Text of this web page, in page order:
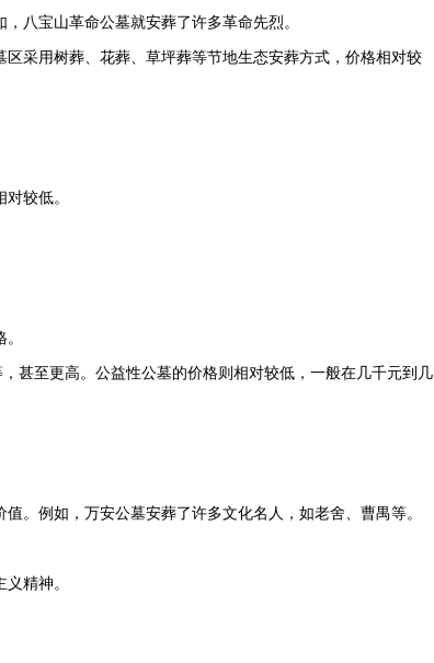
八宝山革命公墓就安葬了许多革命先烈。
采用树葬、花葬、草坪葬等节地生态安葬方式，价格相对较
较低。
甚至更高。公益性公墓的价格则相对较低，一般在几千元到几
。例如， 万安公墓安葬了许多文化名人，如老舍、曹禺等。
精神。